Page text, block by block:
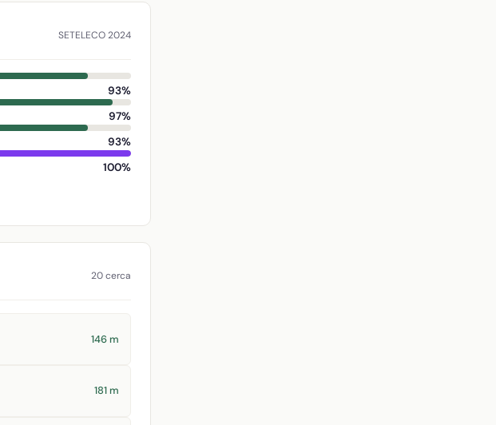
SETELECO 2024
93%
97%
93%
100%
20 cerca
146 m
181 m